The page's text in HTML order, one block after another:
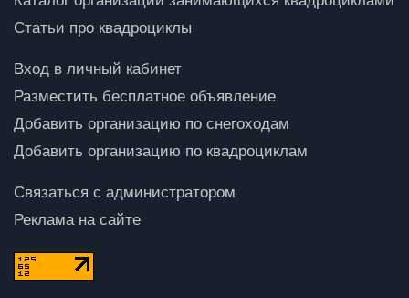
Статьи про квадроциклы
Вход в личный кабинет
Разместить бесплатное объявление
Добавить организацию по снегоходам
Добавить организацию по квадроциклам
Связаться с администратором
Реклама на сайте